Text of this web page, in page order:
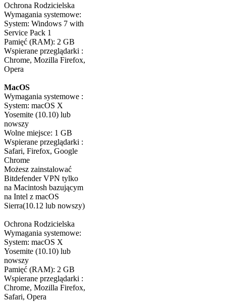
Ochrona Rodzicielska
Wymagania systemowe:
System: Windows 7 with
Service Pack 1
Pamięć (RAM): 2 GB
Wspierane przeglądarki :
Chrome, Mozilla Firefox,
Opera
MacOS
Wymagania systemowe :
System: macOS X
Yosemite (10.10) lub
nowszy
Wolne miejsce: 1 GB
Wspierane przeglądarki :
Safari, Firefox, Google
Chrome
Możesz zainstalować
Bitdefender VPN tylko
na Macintosh bazującym
na Intel z macOS
Sierra(10.12 lub nowszy)
Ochrona Rodzicielska
Wymagania systemowe:
System: macOS X
Yosemite (10.10) lub
nowszy
Pamięć (RAM): 2 GB
Wspierane przeglądarki :
Chrome, Mozilla Firefox,
Safari, Opera